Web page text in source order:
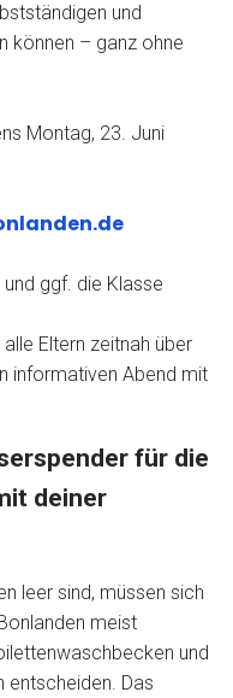
und
können – ganz ohne
Montag, 23. Juni
ggf. die Klasse
Eltern zeitnah über
informativen Abend mit
für die
deiner
leer sind, müssen sich
meist
und
Das